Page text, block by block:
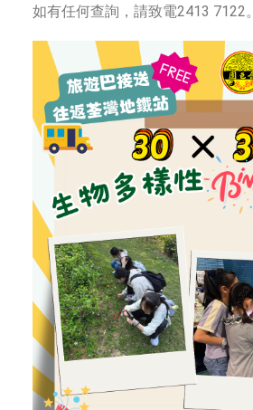
如有任何查詢，請致電2413 7122。